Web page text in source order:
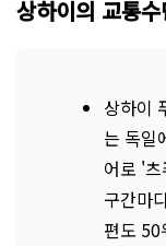
상하이의 교통
상하이
는 독일
어로 '
구간마
편도